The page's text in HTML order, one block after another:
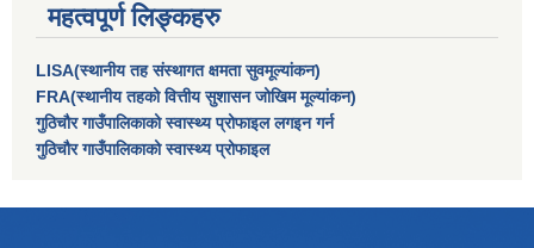
महत्वपूर्ण लिङ्कहरु
LISA(स्थानीय तह संस्थागत क्षमता सुवमूल्यांकन)
FRA(स्थानीय तहको वित्तीय सुशासन जोखिम मूल्यांकन)
गुठिचौर गाउँपालिकाको स्वास्थ्य प्रोफाइल लगइन गर्न
गुठिचौर गाउँपालिकाको स्वास्थ्य प्रोफाइल